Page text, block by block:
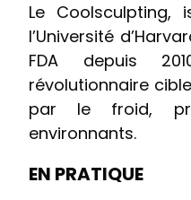
Le Coolsculpting,
l’Université
FDA depuis
révolutionnaire
par le froid,
environnants.
EN PRATIQUE